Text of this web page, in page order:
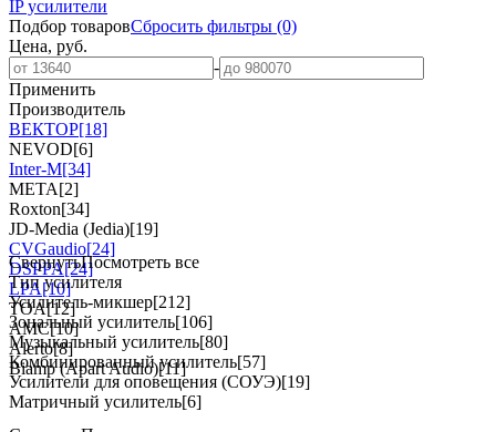
IP усилители
Подбор товаровСбросить фильтры (0)
Цена, руб.
-
Применить
Производитель
ВЕКТОР[18]
NEVOD[6]
Inter-M[34]
МЕТА[2]
Roxton[34]
JD-Media (Jedia)[19]
CVGaudio[24]
DSPPA[24]
LPA[10]
TOA[12]
AMC[10]
Alerto[8]
Biamp (Apart Audio)[11]
СвернутьПосмотреть все
Тип усилителя
Усилитель-микшер[212]
Зональный усилитель[106]
Музыкальный усилитель[80]
Комбинированный усилитель[57]
Усилители для оповещения (СОУЭ)[19]
Матричный усилитель[6]